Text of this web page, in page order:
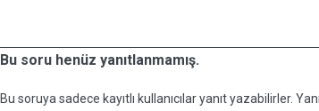
Bu soru henüz yanıtlanmamış.
Bu soruya sadece kayıtlı kullanıcılar yanıt yazabilirler.